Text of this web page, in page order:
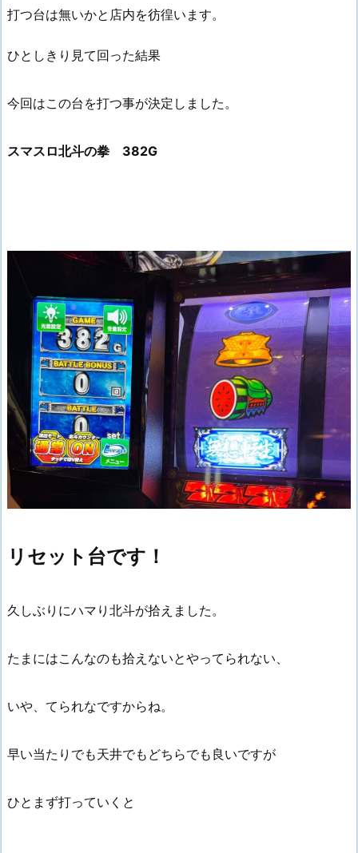
打つ台は無いかと店内を彷徨います。
ひとしきり見て回った結果
今回はこの台を打つ事が決定しました。
スマスロ北斗の拳 382G
リセット台です！
久しぶりにハマり北斗が拾えました。
たまにはこんなのも拾えないとやってられない、
いや、てられなですからね。
早い当たりでも天井でもどちらでも良いですが
ひとまず打っていくと